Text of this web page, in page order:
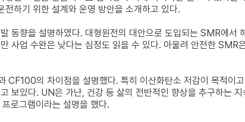
전하기 위한 설계와 운영 방안을 소개하고 있다.
동향을 설명하였다. 대형원전의 대안으로 도입되는 SMR에서
사업 수완은 낮다는 심정도 읽을 수 있다. 아울려 안전한 SMR
CF100의 차이점을 설명했다. 특히 이산화탄소 저감이 목적이
보있다. UN은 가난, 건강 등 삶의 전반적인 향상을 추구하는
로그램이라는 설명을 했다.